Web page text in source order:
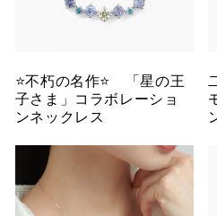
⭐️不朽の名作⭐️ 「星の王
子さま」コラボレーショ
ンネックレス